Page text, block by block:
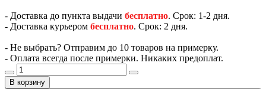
- Доставка до пункта выдачи бесплатно. Срок: 1-2 дня.
- Доставка курьером бесплатно. Срок: 2 дня.
- Не выбрать? Отправим до 10 товаров на примерку.
- Оплата всегда после примерки. Никаких предоплат.
В корзину